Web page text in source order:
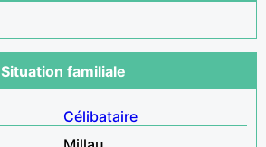
Situation familiale
Célibataire